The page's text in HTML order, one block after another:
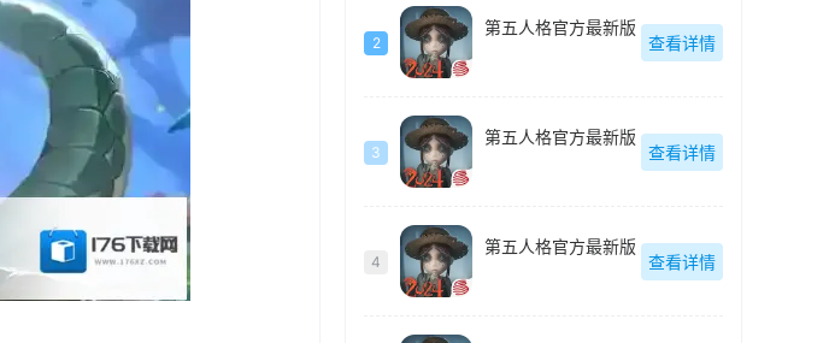
2
第五人格官方最新版
查看详情
3
第五人格官方最新版
查看详情
4
第五人格官方最新版
查看详情